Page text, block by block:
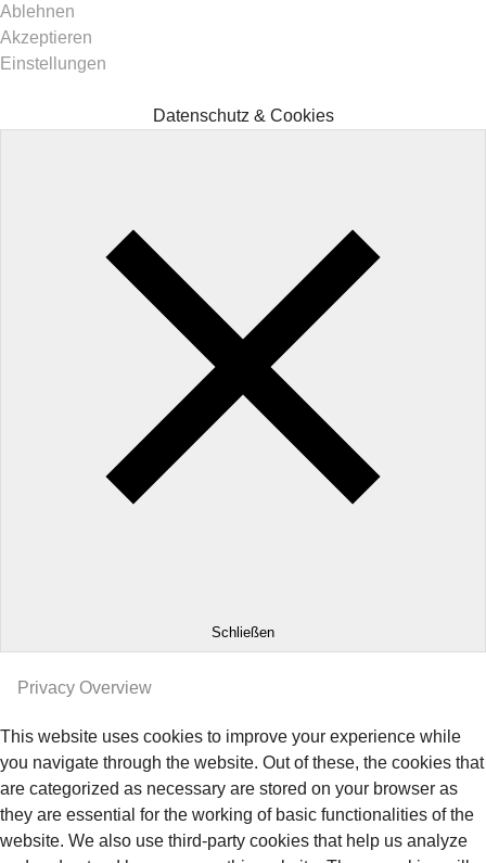
Ablehnen
Akzeptieren
Einstellungen
Datenschutz & Cookies
Schließen
Privacy Overview
This website uses cookies to improve your experience while
you navigate through the website. Out of these, the cookies that
are categorized as necessary are stored on your browser as
they are essential for the working of basic functionalities of the
website. We also use third-party cookies that help us analyze